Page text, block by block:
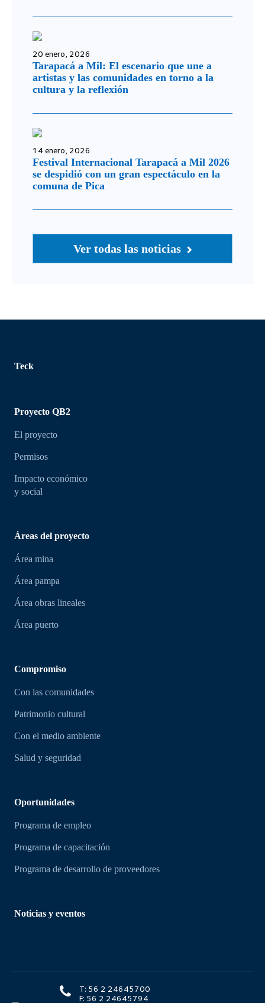
20 enero, 2026
Tarapacá a Mil: El escenario que une a
artistas y las comunidades en torno a la
cultura y la reflexión
14 enero, 2026
Festival Internacional Tarapacá a Mil 2026
se despidió con un gran espectáculo en la
comuna de Pica
Ver todas las noticias
Teck
Proyecto QB2
El proyecto
Permisos
Impacto económico
y social
Áreas del proyecto
Área mina
Área pampa
Área obras lineales
Área puerto
Compromiso
Con las comunidades
Patrimonio cultural
Con el medio ambiente
Salud y seguridad
Oportunidades
Programa de empleo
Programa de capacitación
Programa de desarrollo de proveedores
Noticias y eventos
T: 56 2 24645700
F: 56 2 24645794